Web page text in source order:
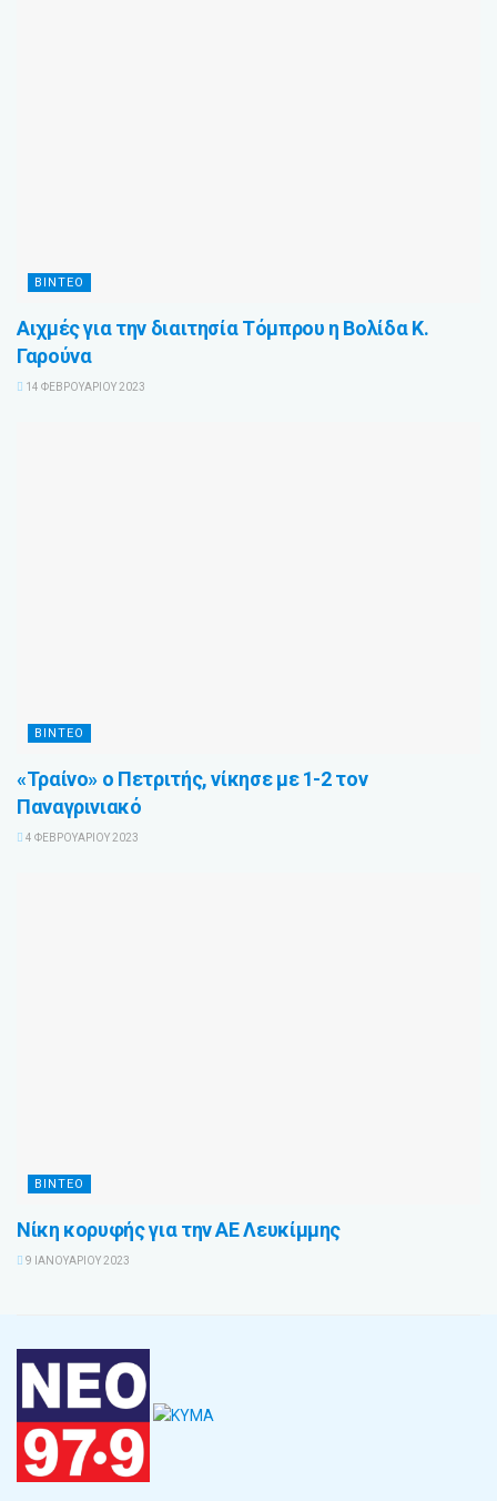
ΒΊΝΤΕΟ
Αιχμές για την διαιτησία Τόμπρου η Βολίδα Κ.
Γαρούνα
14 ΦΕΒΡΟΥΑΡΊΟΥ 2023
ΒΊΝΤΕΟ
«Τραίνο» ο Πετριτής, νίκησε με 1-2 τον
Παναγρινιακό
4 ΦΕΒΡΟΥΑΡΊΟΥ 2023
ΒΊΝΤΕΟ
Νίκη κορυφής για την ΑΕ Λευκίμμης
9 ΙΑΝΟΥΑΡΊΟΥ 2023